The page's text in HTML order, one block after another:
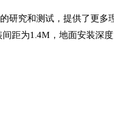
研究和测试，提供了更
距为1.4M，地面安装深度